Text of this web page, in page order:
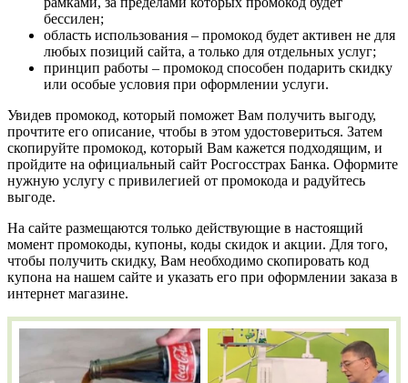
бессилен;
область использования – промокод будет активен не для
любых позиций сайта, а только для отдельных услуг;
принцип работы – промокод способен подарить скидку
или особые условия при оформлении услуги.
Увидев промокод, который поможет Вам получить выгоду,
прочтите его описание, чтобы в этом удостовериться. Затем
скопируйте промокод, который Вам кажется подходящим, и
пройдите на официальный сайт Росгосстрах Банка. Оформите
нужную услугу с привилегией от промокода и радуйтесь
выгоде.
На сайте размещаются только действующие в настоящий
момент промокоды, купоны, коды скидок и акции. Для того,
чтобы получить скидку, Вам необходимо скопировать код
купона на нашем сайте и указать его при оформлении заказа в
интернет магазине.